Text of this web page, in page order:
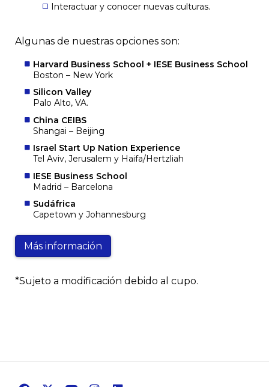
Interactuar y conocer nuevas culturas.
Algunas de nuestras opciones son:
Harvard Business School + IESE Business School
Boston – New York
Silicon Valley
Palo Alto, VA.
China CEIBS
Shangai – Beijing
Israel Start Up Nation Experience
Tel Aviv, Jerusalem y Haifa/Hertzliah
IESE Business School
Madrid – Barcelona
Sudáfrica
Capetown y Johannesburg
Más información
*Sujeto a modificación debido al cupo.